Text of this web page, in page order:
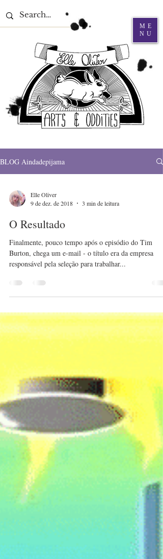
ME
NU
BLOG Aindadepijama
Elle Oliver
9 de dez. de 2018
3 min de leitura
O Resultado
Finalmente, pouco tempo após o episódio do Tim
Burton, chega um e-mail - o título era da empresa
responsável pela seleção para trabalhar...